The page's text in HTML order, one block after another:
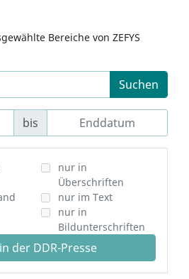
Bereiche von ZEFYS
Suchen
bis
nur in
Überschriften
nur im Text
nur in
Bildunterschriften
der DDR-Presse